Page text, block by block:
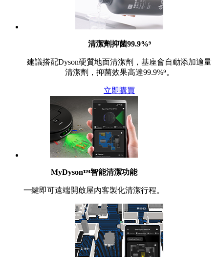
清潔劑抑菌99.9%⁹
建議搭配Dyson硬質地面清潔劑，基座會自動添加適量
清潔劑，抑菌效果高達99.9%⁹。
立即購買
MyDysonᵀᴹ智能清潔功能
一鍵即可遠端開啟屋內客製化清潔行程。